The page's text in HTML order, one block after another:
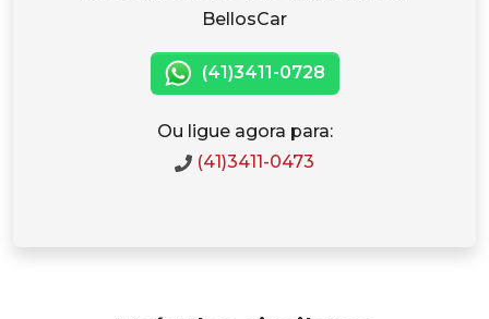
BellosCar
(41)3411-0728
Ou ligue agora para:
(41)3411-0473